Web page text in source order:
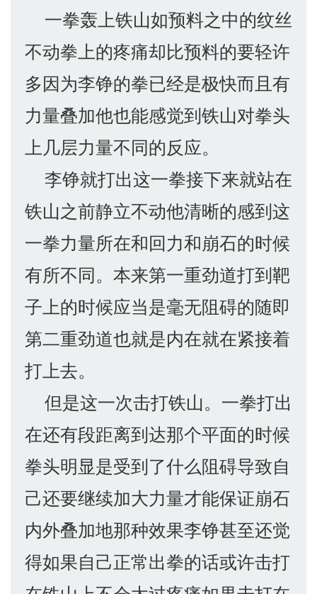
一拳轰上铁山如预料之中的纹丝
不动拳上的疼痛却比预料的要轻许
多因为李铮的拳已经是极快而且有
力量叠加他也能感觉到铁山对拳头
上几层力量不同的反应。
李铮就打出这一拳接下来就站在
铁山之前静立不动他清晰的感到这
一拳力量所在和回力和崩石的时候
有所不同。本来第一重劲道打到靶
子上的时候应当是毫无阻碍的随即
第二重劲道也就是内在就在紧接着
打上去。
但是这一次击打铁山。一拳打出
在还有段距离到达那个平面的时候
拳头明显是受到了什么阻碍导致自
己还要继续加大力量才能保证崩石
内外叠加地那种效果李铮甚至还觉
得如果自己正常出拳的话或许击打